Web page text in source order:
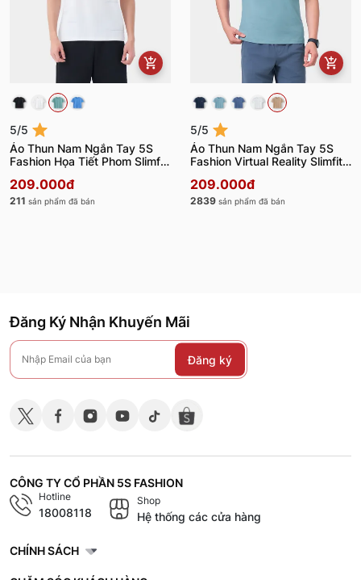
5/5
Áo Thun Nam Ngắn Tay 5S
Fashion Họa Tiết Phom Slimfit
209.000đ
211 sản phẩm đã bán
5/5
Áo Thun Nam Ngắn Tay 5S
Fashion Virtual Reality Slimfit
209.000đ
2839 sản phẩm đã bán
Đăng Ký Nhận Khuyến Mãi
Đăng ký
CÔNG TY CỔ PHẦN 5S FASHION
Hotline
18008118
Shop
Hệ thống các cửa hàng
CHÍNH SÁCH